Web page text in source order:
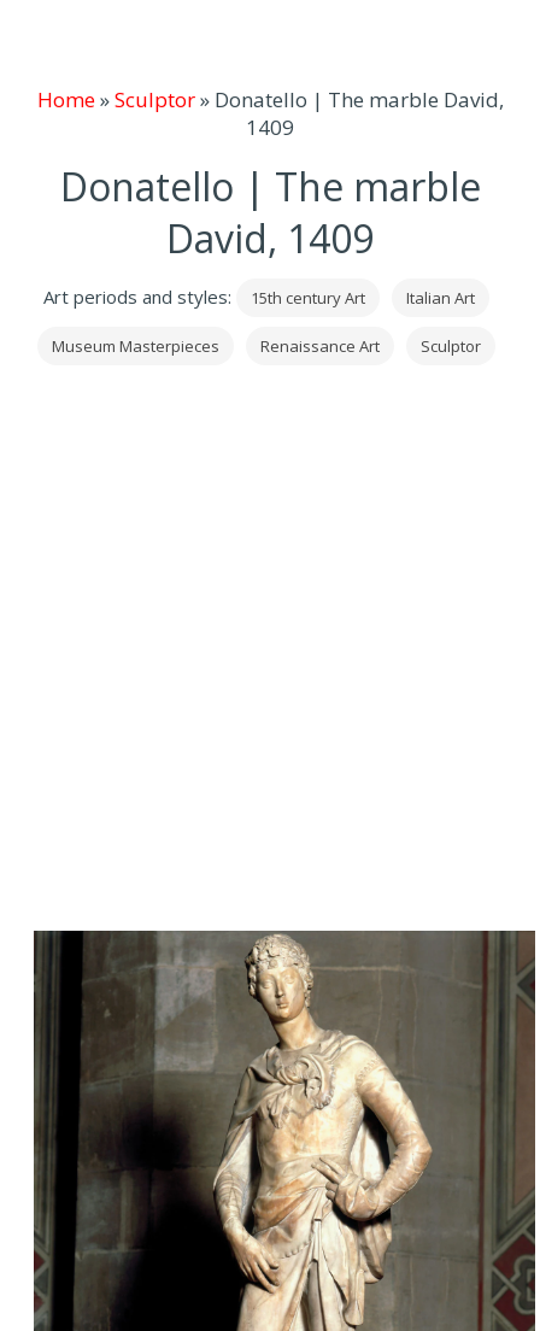
Home»Sculptor» Donatello | The marble David,
1409
Donatello | The marble
David, 1409
Art periods and styles: 15th century Art Italian Art
Museum Masterpieces Renaissance Art Sculptor